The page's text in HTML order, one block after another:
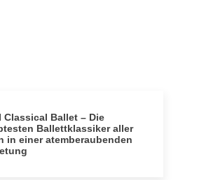
Classical Ballet – Die
Ballettklassiker aller
in einer atemberaubenden